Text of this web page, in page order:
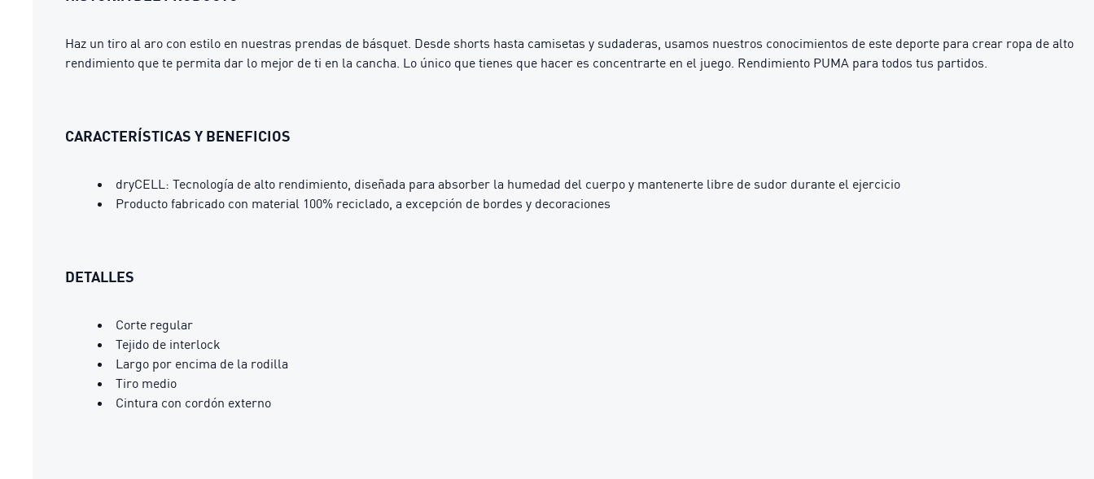
Haz un tiro al aro con estilo en nuestras prendas de básquet. Desde shorts hasta camisetas y sudaderas, usamos nuestros conocimientos de este deporte para crear ropa de alto
rendimiento que te permita dar lo mejor de ti en la cancha. Lo único que tienes que hacer es concentrarte en el juego. Rendimiento PUMA para todos tus partidos.
CARACTERÍSTICAS Y BENEFICIOS
dryCELL: Tecnología de alto rendimiento, diseñada para absorber la humedad del cuerpo y mantenerte libre de sudor durante el ejercicio
Producto fabricado con material 100% reciclado, a excepción de bordes y decoraciones
DETALLES
Corte regular
Tejido de interlock
Largo por encima de la rodilla
Tiro medio
Cintura con cordón externo